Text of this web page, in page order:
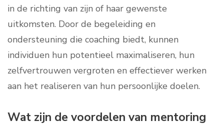
in de richting van zijn of haar gewenste
uitkomsten. Door de begeleiding en
ondersteuning die coaching biedt, kunnen
individuen hun potentieel maximaliseren, hun
zelfvertrouwen vergroten en effectiever werken
aan het realiseren van hun persoonlijke doelen.
Wat zijn de voordelen van mentoring